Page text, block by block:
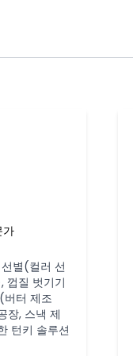
가
별(컬러 선
껍질 벗기기
터 제조
장, 스낵 제
턴키 솔루션